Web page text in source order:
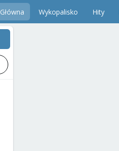
Główna Wykopalisko Hity